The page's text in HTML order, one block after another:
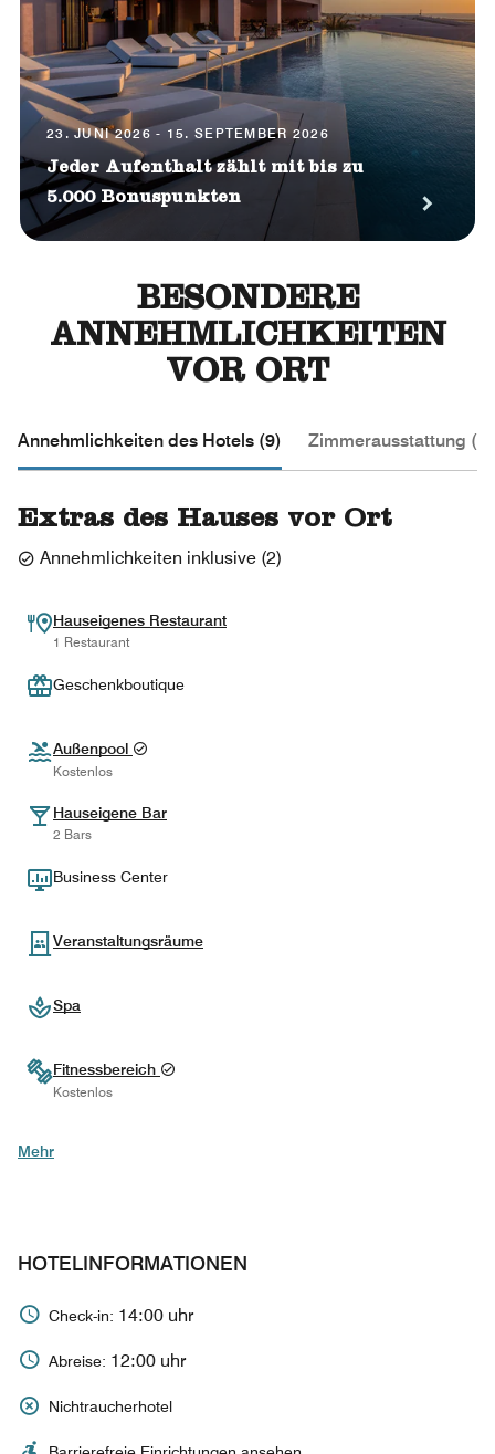
23. JUNI 2026 - 15. SEPTEMBER 2026
Jeder Aufenthalt zählt mit bis zu
5.000 Bonuspunkten
BESONDERE
ANNEHMLICHKEITEN
VOR ORT
Annehmlichkeiten des Hotels (9) Zimmerausstattung (2)
Extras des Hauses vor Ort
Annehmlichkeiten inklusive (2)
Hauseigenes Restaurant
1 Restaurant
Geschenkboutique
Außenpool
Kostenlos
Hauseigene Bar
2 Bars
Business Center
Veranstaltungsräume
Spa
Fitnessbereich
Kostenlos
Mehr
HOTELINFORMATIONEN
Check-in: 14:00 uhr
Abreise: 12:00 uhr
Nichtraucherhotel